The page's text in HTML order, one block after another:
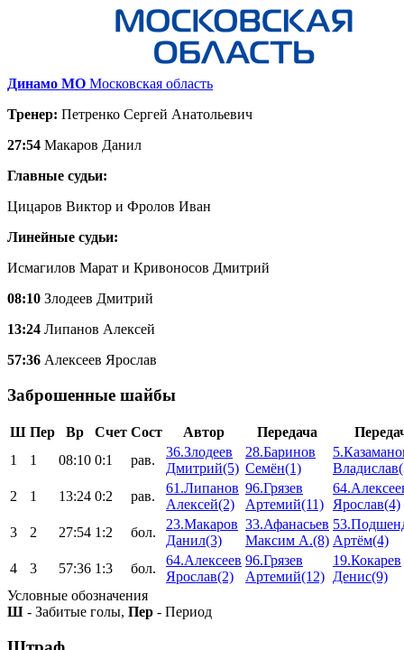
Динамо МО Московская область
Тренер: Петренко Сергей Анатольевич
27:54 Макаров Данил
Главные судьи:
Цицаров Виктор и Фролов Иван
Линейные судьи:
Исмагилов Марат и Кривоносов Дмитрий
08:10 Злодеев Дмитрий
13:24 Липанов Алексей
57:36 Алексеев Ярослав
Заброшенные шайбы
Ш Пер Вр Счет Сост Автор Передача
1
1 08:10 0:1 рав.
36.Злодеев
Дмитрий(5)
28.Баринов
Семён(1)
2
1 13:24 0:2 рав.
61.Липанов
Алексей(2)
96.Грязев
Артемий(11)
Ярослав(4)
3
2 27:54 1:2 бол.
23.Макаров
Данил(3)
33.Афанасьев
Максим А.(8) Артём(4)
4
3 57:36 1:3 бол.
64.Алексеев
Ярослав(2)
96.Грязев
Артемий(12)
19.Кокарев
Денис(9)
Условные обозначения
Ш - Забитые голы, Пер - Период